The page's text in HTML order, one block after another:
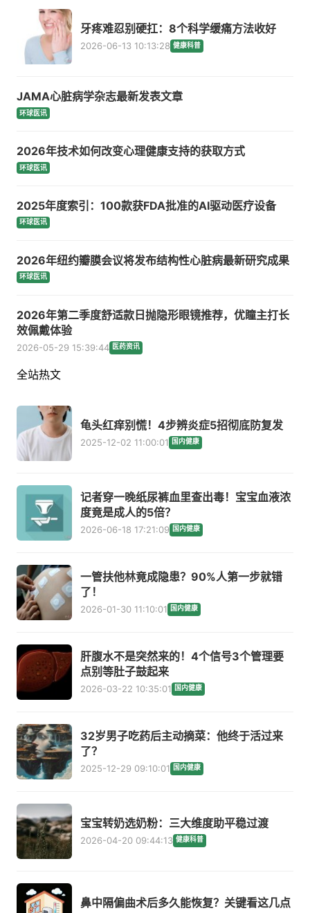
牙疼难忍别硬扛：8个科学缓痛方法收好
2026-06-13 10:13:28 健康科普
JAMA心脏病学杂志最新发表文章
环球医讯
2026年技术如何改变心理健康支持的获取方式
环球医讯
2025年度索引：100款获FDA批准的AI驱动医疗设备
环球医讯
2026年纽约瓣膜会议将发布结构性心脏病最新研究成果
环球医讯
2026年第二季度舒适款日抛隐形眼镜推荐，优瞳主打长
效佩戴体验
2026-05-29 15:39:44 医药资讯
全站热文
龟头红痒别慌！4步辨炎症5招彻底防复发
2025-12-02 11:00:01 国内健康
记者穿一晚纸尿裤血里查出毒！宝宝血液浓
度竟是成人的5倍？
2026-06-18 17:21:09 国内健康
一管扶他林竟成隐患？90%人第一步就错
了！
2026-01-30 11:10:01 国内健康
肝腹水不是突然来的！4个信号3个管理要
点别等肚子鼓起来
2026-03-22 10:35:01 国内健康
32岁男子吃药后主动摘菜：他终于活过来
了？
2025-12-29 09:10:01 国内健康
宝宝转奶选奶粉：三大维度助平稳过渡
2026-04-20 09:44:13 健康科普
鼻中隔偏曲术后多久能恢复？关键看这几点